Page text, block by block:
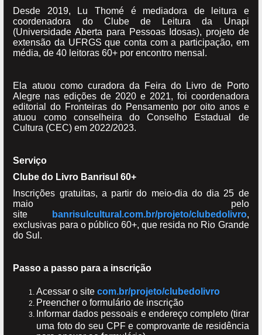
Desde 2019, Lu Thomé é mediadora de leitura e
coordenadora do Clube de Leitura da Unapi
(Universidade Aberta para Pessoas Idosas), projeto de
extensão da UFRGS que conta com a participação, em
média, de 40 leitoras 60+ por encontro mensal.
Ela atuou como curadora da Feira do Livro de Porto
Alegre nas edições de 2020 e 2021, foi coordenadora
editorial do Fronteiras do Pensamento por oito anos e
atuou como conselheira do Conselho Estadual de
Cultura (CEC) em 2022/2023.
Serviço
Clube do Livro Banrisul 60+
Inscrições gratuitas, a partir do meio-dia do dia 25 de
maio pelo
site
banrisulcultural.com.br/projeto/clubedolivro,
exclusivas para o público 60+, que resida no Rio Grande
do Sul.
Passo a passo para a inscrição
Acessar o sitecom.br/projeto/clubedolivro
Preencher o formulário de inscrição
Informar dados pessoais e endereço completo (tirar
uma foto do seu CPF e comprovante de residência